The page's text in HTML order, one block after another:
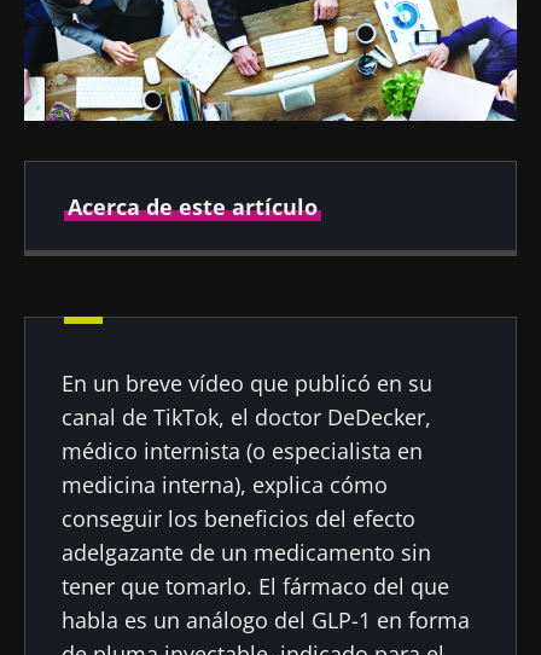
Acerca de este artículo
Autor
Dr Julien Scanzi
Fecha de
publicación
27 Junio 2024
Fecha de
actualización
29 Agosto 2024
En un breve vídeo que publicó en su
canal de TikTok, el doctor DeDecker,
médico internista (o especialista en
medicina interna), explica cómo
conseguir los beneficios del efecto
adelgazante de un medicamento sin
tener que tomarlo. El fármaco del que
habla es un análogo del GLP-1 en forma